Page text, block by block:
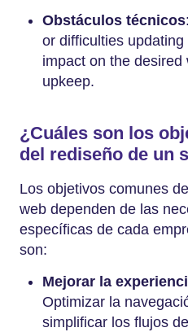
Obstáculos técnicos
or difficulties
impact on the
upkeep.
¿Cuáles son los
del rediseño de un
Los objetivos comunes
web dependen de las
específicas de cada
son:
Mejorar la
Optimizar la
simplificar los flujos